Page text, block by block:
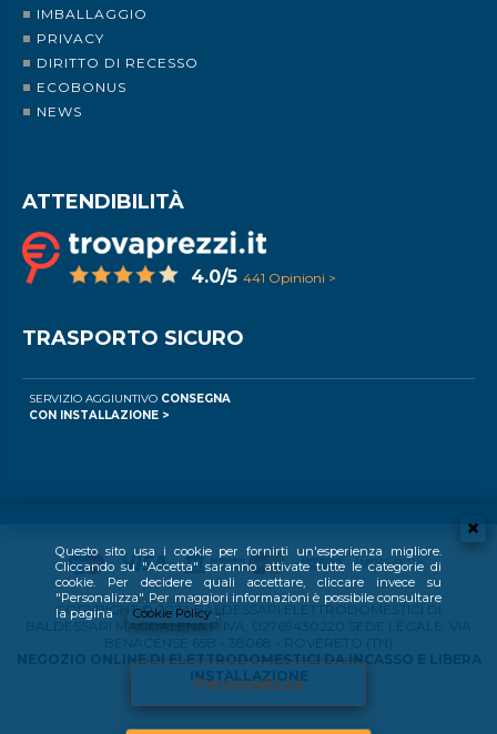
Questo sito usa i cookie per fornirti un'esperienza migliore.
Cliccando su "Accetta" saranno attivate tutte le categorie di
cookie. Per decidere quali accettare, cliccare invece su
"Personalizza". Per maggiori informazioni è possibile consultare
la pagina
Cookie Policy .
Personalizza
IMBALLAGGIO
PRIVACY
DIRITTO DI RECESSO
ECOBONUS
NEWS
ATTENDIBILITÀ
4.0/5 441 Opinioni >
TRASPORTO SICURO
SERVIZIO AGGIUNTIVO CONSEGNA
CON INSTALLAZIONE >
COPYRIGHT © 2024 BALDESSARI ELETTRODOMESTICI DI
BALDESSARI MAGDALENA P.IVA: 02769430220 SEDE LEGALE: VIA
NEGOZIO ONLINE DI ELETTRODOMESTICI DA INCASSO E LIBERA
INSTALLAZIONE